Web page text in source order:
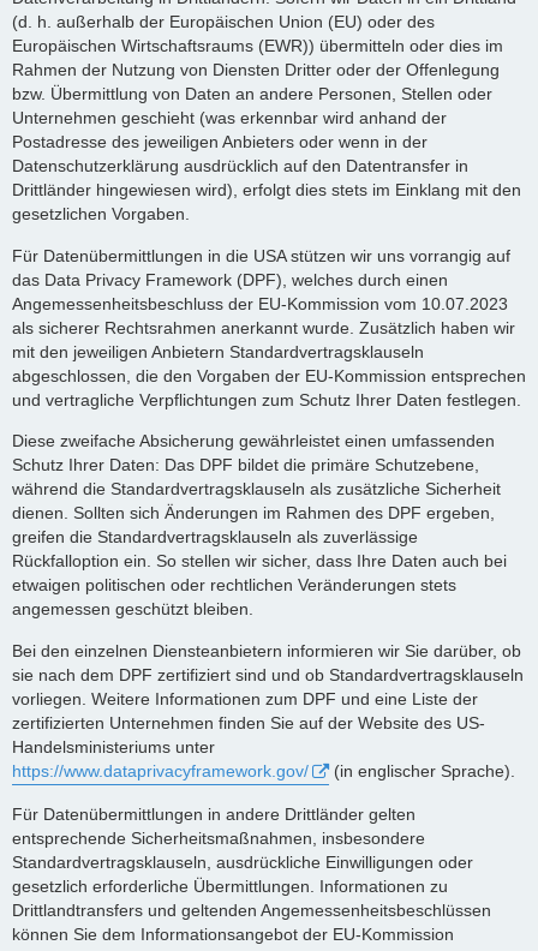
(d. h. außerhalb der Europäischen Union (EU) oder des
Europäischen Wirtschaftsraums (EWR)) übermitteln oder dies im
Rahmen der Nutzung von Diensten Dritter oder der Offenlegung
bzw. Übermittlung von Daten an andere Personen, Stellen oder
Unternehmen geschieht (was erkennbar wird anhand der
Postadresse des jeweiligen Anbieters oder wenn in der
Datenschutzerklärung ausdrücklich auf den Datentransfer in
Drittländer hingewiesen wird), erfolgt dies stets im Einklang mit den
gesetzlichen Vorgaben.
Für Datenübermittlungen in die USA stützen wir uns vorrangig auf
das Data Privacy Framework (DPF), welches durch einen
Angemessenheitsbeschluss der EU-Kommission vom 10.07.2023
als sicherer Rechtsrahmen anerkannt wurde. Zusätzlich haben wir
mit den jeweiligen Anbietern Standardvertragsklauseln
abgeschlossen, die den Vorgaben der EU-Kommission entsprechen
und vertragliche Verpflichtungen zum Schutz Ihrer Daten festlegen.
Diese zweifache Absicherung gewährleistet einen umfassenden
Schutz Ihrer Daten: Das DPF bildet die primäre Schutzebene,
während die Standardvertragsklauseln als zusätzliche Sicherheit
dienen. Sollten sich Änderungen im Rahmen des DPF ergeben,
greifen die Standardvertragsklauseln als zuverlässige
Rückfalloption ein. So stellen wir sicher, dass Ihre Daten auch bei
etwaigen politischen oder rechtlichen Veränderungen stets
angemessen geschützt bleiben.
Bei den einzelnen Diensteanbietern informieren wir Sie darüber, ob
sie nach dem DPF zertifiziert sind und ob Standardvertragsklauseln
vorliegen. Weitere Informationen zum DPF und eine Liste der
zertifizierten Unternehmen finden Sie auf der Website des US-
Handelsministeriums unter
https://www.dataprivacyframework.gov/
(in englischer Sprache).
Für Datenübermittlungen in andere Drittländer gelten
entsprechende Sicherheitsmaßnahmen, insbesondere
Standardvertragsklauseln, ausdrückliche Einwilligungen oder
gesetzlich erforderliche Übermittlungen. Informationen zu
Drittlandtransfers und geltenden Angemessenheitsbeschlüssen
können Sie dem Informationsangebot der EU-Kommission